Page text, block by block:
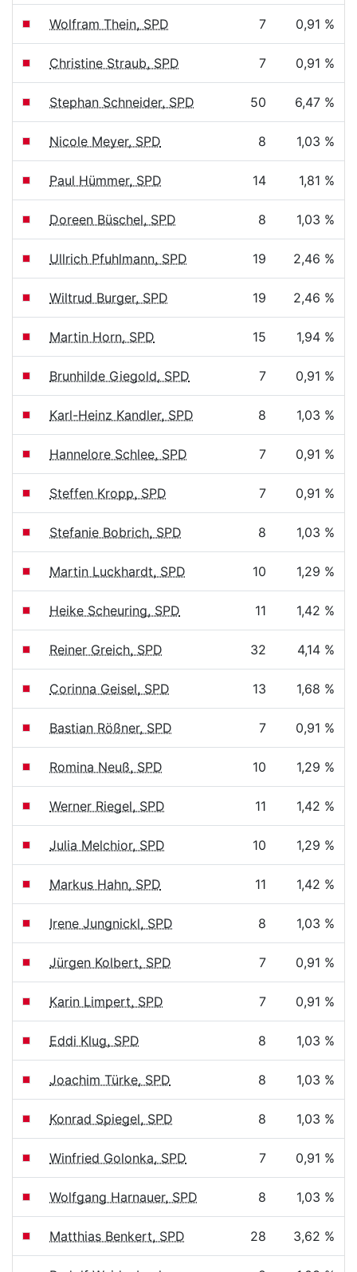
Wolfram Thein, SPD 7 0,91 %
Christine Straub, SPD 7 0,91 %
Stephan Schneider, SPD 50 6,47 %
Nicole Meyer, SPD 8 1,03 %
Paul Hümmer, SPD 14 1,81 %
Doreen Büschel, SPD 8 1,03 %
Ullrich Pfuhlmann, SPD 19 2,46 %
Wiltrud Burger, SPD 19 2,46 %
Martin Horn, SPD 15 1,94 %
Brunhilde Giegold, SPD 7 0,91 %
Karl-Heinz Kandler, SPD 8 1,03 %
Hannelore Schlee, SPD 7 0,91 %
Steffen Kropp, SPD 7 0,91 %
Stefanie Bobrich, SPD 8 1,03 %
Martin Luckhardt, SPD 10 1,29 %
Heike Scheuring, SPD 11 1,42 %
Reiner Greich, SPD 32 4,14 %
Corinna Geisel, SPD 13 1,68 %
Bastian Rößner, SPD 7 0,91 %
Romina Neuß, SPD 10 1,29 %
Werner Riegel, SPD 11 1,42 %
Julia Melchior, SPD 10 1,29 %
Markus Hahn, SPD 11 1,42 %
Irene Jungnickl, SPD 8 1,03 %
Jürgen Kolbert, SPD 7 0,91 %
Karin Limpert, SPD 7 0,91 %
Eddi Klug, SPD 8 1,03 %
Joachim Türke, SPD 8 1,03 %
Konrad Spiegel, SPD 8 1,03 %
Winfried Golonka, SPD 7 0,91 %
Wolfgang Harnauer, SPD 8 1,03 %
Matthias Benkert, SPD 28 3,62 %